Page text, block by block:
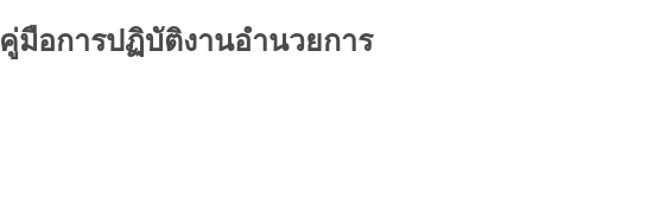
คู่มือการปฏิบัติงานอำนวยการ